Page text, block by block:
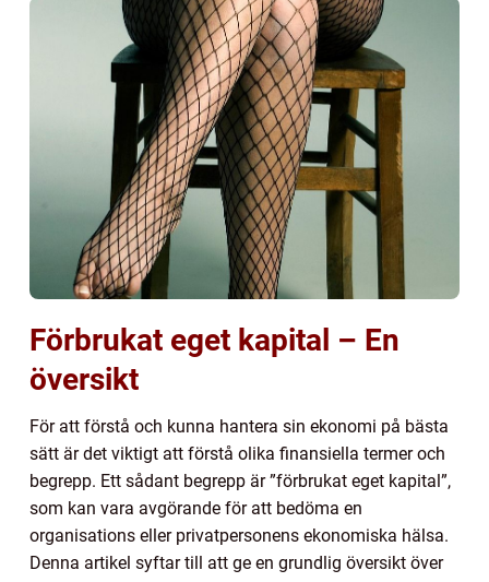
Förbrukat eget kapital – En
översikt
För att förstå och kunna hantera sin ekonomi på bästa
sätt är det viktigt att förstå olika finansiella termer och
begrepp. Ett sådant begrepp är ”förbrukat eget kapital”,
som kan vara avgörande för att bedöma en
organisations eller privatpersonens ekonomiska hälsa.
Denna artikel syftar till att ge en grundlig översikt över